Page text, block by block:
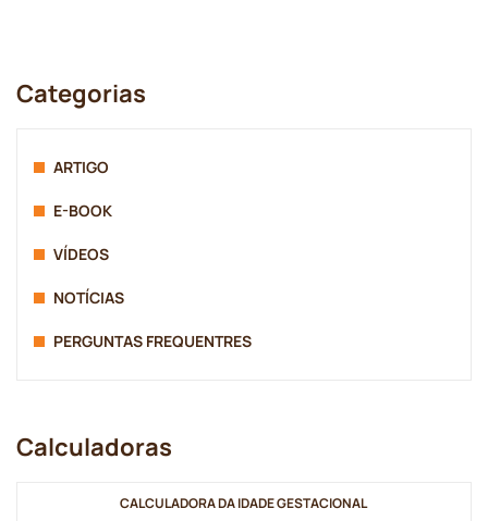
Categorias
ARTIGO
E-BOOK
VÍDEOS
NOTÍCIAS
PERGUNTAS FREQUENTRES
Calculadoras
CALCULADORA DA IDADE GESTACIONAL